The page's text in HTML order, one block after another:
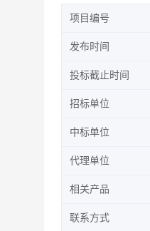
项目编号
发布时间
投标截止时间
招标单位
中标单位
代理单位
相关产品
联系方式